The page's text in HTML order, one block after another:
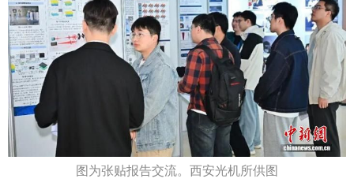
图为张贴报告交流。西安光机所供图